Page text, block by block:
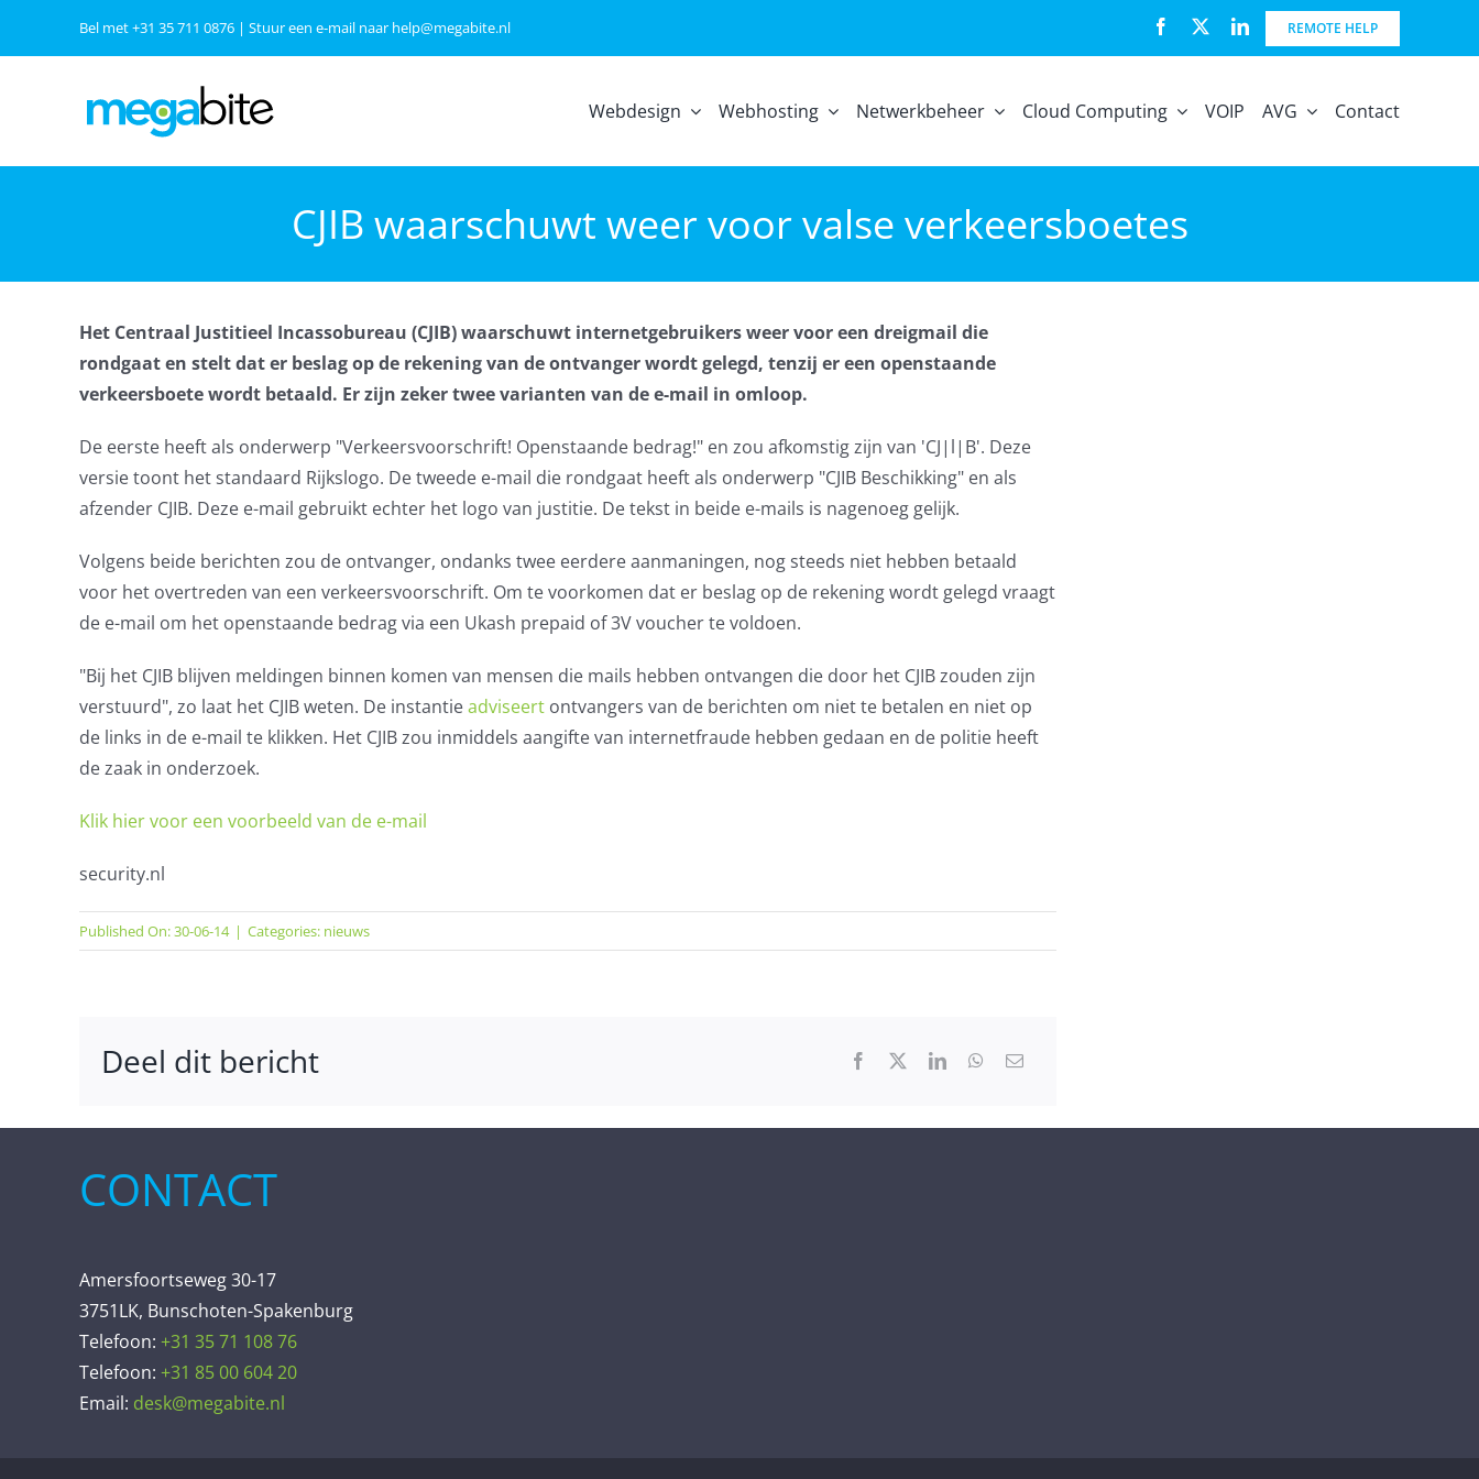
Bel met+31 35 711 0876| Stuur een e-mail naar help@megabite.nl REMOTE HELP
Webdesign Webhosting Netwerkbeheer Cloud Computing VOIP AVG Contact
CJIB waarschuwt weer voor valse verkeersboetes
Het Centraal Justitieel Incassobureau (CJIB) waarschuwt internetgebruikers weer voor een dreigmail die
rondgaat en stelt dat er beslag op de rekening van de ontvanger wordt gelegd, tenzij er een openstaande
verkeersboete wordt betaald. Er zijn zeker twee varianten van de e-mail in omloop.
De eerste heeft als onderwerp "Verkeersvoorschrift! Openstaande bedrag!" en zou afkomstig zijn van 'CJ|l|B'. Deze
versie toont het standaard Rijkslogo. De tweede e-mail die rondgaat heeft als onderwerp "CJIB Beschikking" en als
afzender CJIB. Deze e-mail gebruikt echter het logo van justitie. De tekst in beide e-mails is nagenoeg gelijk.
Volgens beide berichten zou de ontvanger, ondanks twee eerdere aanmaningen, nog steeds niet hebben betaald
voor het overtreden van een verkeersvoorschrift. Om te voorkomen dat er beslag op de rekening wordt gelegd vraagt
de e-mail om het openstaande bedrag via een Ukash prepaid of 3V voucher te voldoen.
"Bij het CJIB blijven meldingen binnen komen van mensen die mails hebben ontvangen die door het CJIB zouden zijn
verstuurd", zo laat het CJIB weten. De instantieadviseertontvangers van de berichten om niet te betalen en niet op
de links in de e-mail te klikken. Het CJIB zou inmiddels aangifte van internetfraude hebben gedaan en de politie heeft
de zaak in onderzoek.
Klik hier voor een voorbeeld van de e-mail
security.nl
Published On: 30-06-14 | Categories: nieuws
Deel dit bericht
CONTACT
Amersfoortseweg 30-17
3751LK, Bunschoten-Spakenburg
Telefoon: +31 35 71 108 76
Telefoon: +31 85 00 604 20
Email: desk@megabite.nl